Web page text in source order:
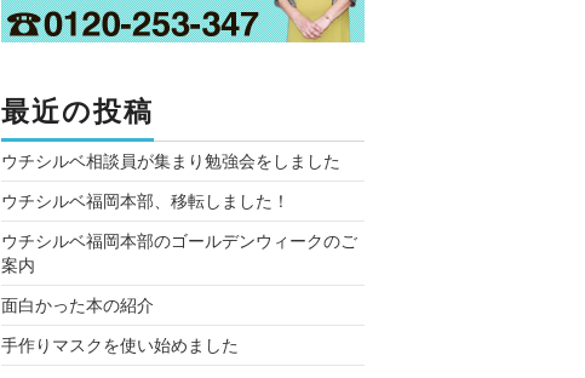
最近の投稿
ウチシルベ相談員が集まり勉強会をしました
ウチシルベ福岡本部、移転しました！
ウチシルベ福岡本部のゴールデンウィークのご
案内
面白かった本の紹介
手作りマスクを使い始めました